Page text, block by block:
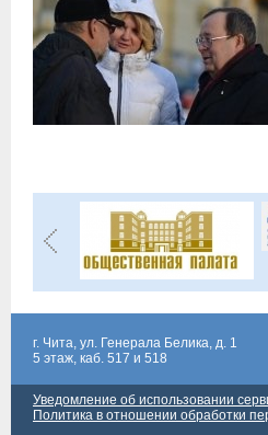
г. Чита, ул. Генерала Белика, д. 1
5 этаж, каб. 517 и 518
Уведомление об использовании
Политика в отношении обработки